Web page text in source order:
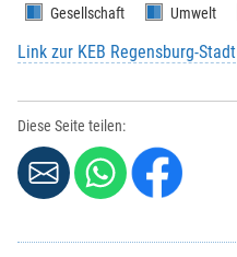
Gesellschaft Umwelt
Link zur KEB Regensburg-Stadt
Diese Seite teilen: